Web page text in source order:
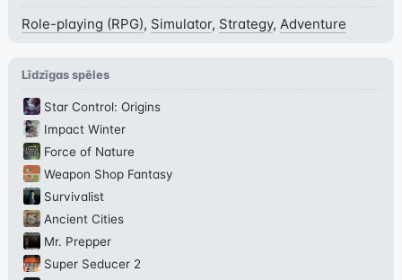
Role-playing (RPG), Simulator, Strategy, Adventure
Līdzīgas spēles
Star Control: Origins
Impact Winter
Force of Nature
Weapon Shop Fantasy
Survivalist
Ancient Cities
Mr. Prepper
Super Seducer 2